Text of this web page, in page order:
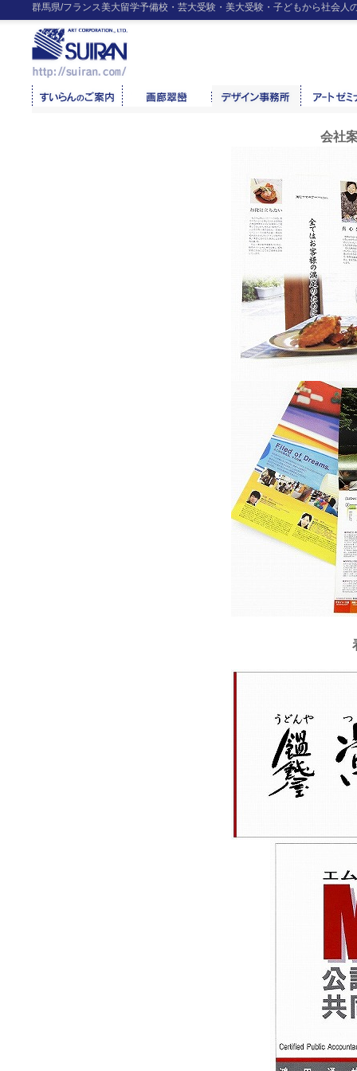
群馬県/フランス美大留学予備校・芸大受験・美大受験・子どもから社会人
会社